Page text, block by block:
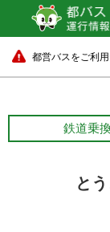
都営バスをご利
鉄道乗
と